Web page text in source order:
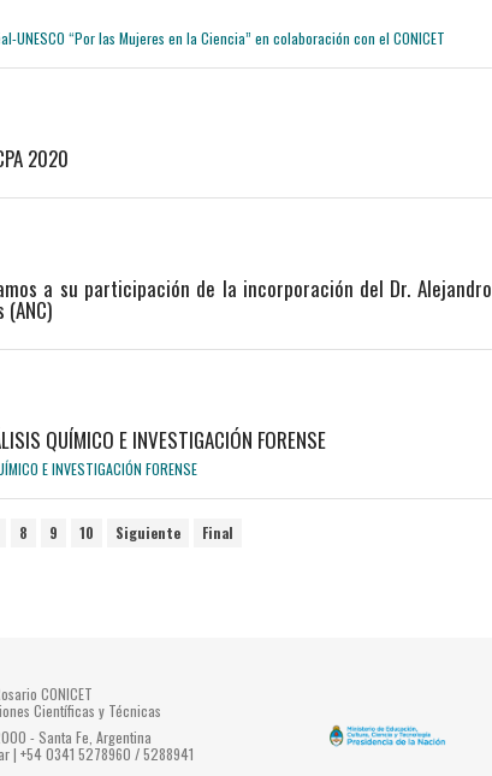
2020
a su participación de la incorporación del Dr. Alejandro
QUÍMICO E INVESTIGACIÓN FORENSE
8 9 10 Siguiente Final
CONICET
Científicas y Técnicas
- Santa Fe, Argentina
| +54 0341 5278960 / 5288941